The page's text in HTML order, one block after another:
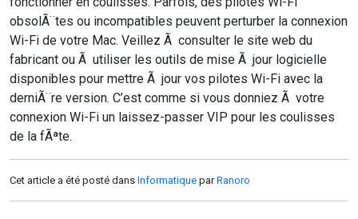
obsolÃ¨tes ou incompatibles peuvent perturber la connexion
Wi-Fi de votre Mac. Veillez Ã consulter le site web du
fabricant ou Ã utiliser les outils de mise Ã jour logicielle
disponibles pour mettre Ã jour vos pilotes Wi-Fi avec la
derniÃ¨re version. C’est comme si vous donniez Ã votre
connexion Wi-Fi un laissez-passer VIP pour les coulisses
de la fÃªte.
Cet article a été posté dans Informatique parRanoro